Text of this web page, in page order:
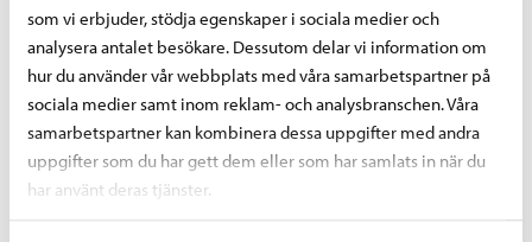
som vi erbjuder, stödja egenskaper i sociala medier och
analysera antalet besökare. Dessutom delar vi information om
hur du använder vår webbplats med våra samarbetspartner på
sociala medier samt inom reklam- och analysbranschen. Våra
samarbetspartner kan kombinera dessa uppgifter med andra
uppgifter som du har gett dem eller som har samlats in när du
har använt deras tjänster.
Hon hjälper dig att göra dina studieval direkt i kursbrickan.
Vi är aktiva studerande i BoGy
Vi har aktiva grupper i BoGy som jobbar för att alla